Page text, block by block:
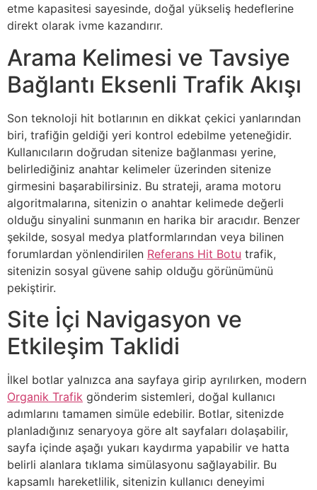
etme kapasitesi sayesinde, doğal yükseliş hedeflerine
direkt olarak ivme kazandırır.
Arama Kelimesi ve Tavsiye
Bağlantı Eksenli Trafik Akışı
Son teknoloji hit botlarının en dikkat çekici yanlarından
biri, trafiğin geldiği yeri kontrol edebilme yeteneğidir.
Kullanıcıların doğrudan sitenize bağlanması yerine,
belirlediğiniz anahtar kelimeler üzerinden sitenize
girmesini başarabilirsiniz. Bu strateji, arama motoru
algoritmalarına, sitenizin o anahtar kelimede değerli
olduğu sinyalini sunmanın en harika bir aracıdır. Benzer
şekilde, sosyal medya platformlarından veya bilinen
forumlardan yönlendirilen Referans Hit Botu trafik,
sitenizin sosyal güvene sahip olduğu görünümünü
pekiştirir.
Site İçi Navigasyon ve
Etkileşim Taklidi
İlkel botlar yalnızca ana sayfaya girip ayrılırken, modern
Organik Trafik gönderim sistemleri, doğal kullanıcı
adımlarını tamamen simüle edebilir. Botlar, sitenizde
planladığınız senaryoya göre alt sayfaları dolaşabilir,
sayfa içinde aşağı yukarı kaydırma yapabilir ve hatta
belirli alanlara tıklama simülasyonu sağlayabilir. Bu
kapsamlı hareketlilik, sitenizin kullanıcı deneyimi